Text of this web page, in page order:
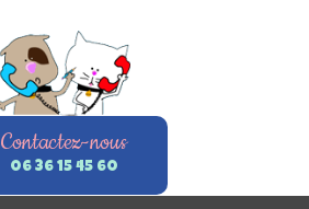
Contactez-nous
06 36 15 45 60